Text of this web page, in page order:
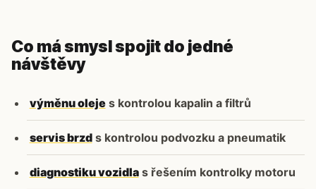
Co má smysl spojit do jedné
návštěvy
výměnu olejes kontrolou kapalin a filtrů
servis brzds kontrolou podvozku a pneumatik
diagnostiku vozidlas řešením kontrolky motoru